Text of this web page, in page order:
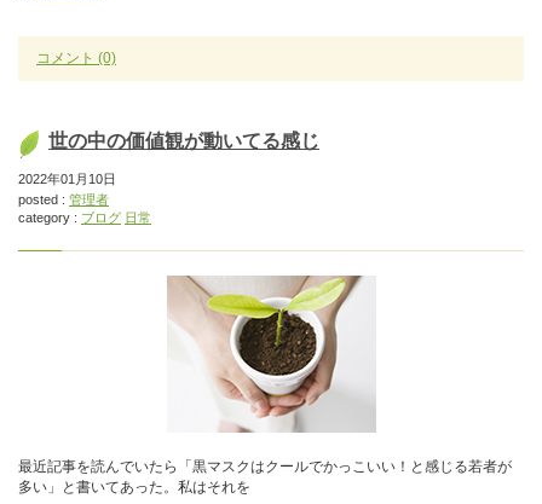
コメント (0)
世の中の価値観が動いてる感じ
2022年01月10日
posted : 管理者
category : ブログ 日常
最近記事を読んでいたら「黒マスクはクールでかっこいい！と感じる若者が
多い」と書いてあった。私はそれを